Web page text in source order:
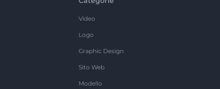
Video
Logo
Graphic Design
Sito Web
Modello